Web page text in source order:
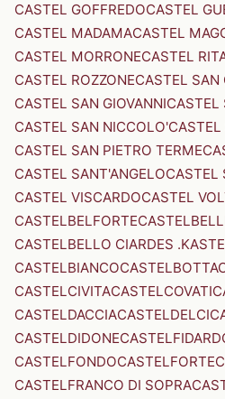
CASTEL GOFFREDOCASTEL
CASTEL MADAMACASTEL
CASTEL MORRONECASTEL
CASTEL ROZZONECASTEL SAN
CASTEL SAN GIOVANNICASTEL
CASTEL SAN NICCOLO'
CASTEL SAN PIETRO TERME
CASTEL SANT'ANGELOCASTEL
CASTEL VISCARDOCASTEL
CASTELBELFORTE
CASTELBELLO CIARDES
CASTELBIANCO
CASTELCIVITACASTELCOVATI
CASTELDACCIACASTELDELCI
CASTELDIDONE
CASTELFONDOCASTELFORTE
CASTELFRANCO DI SOPRA